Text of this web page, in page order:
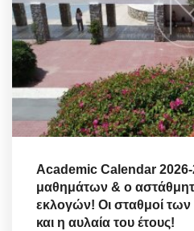
Academic Calendar
μαθημάτων & ο
εκλογών! Οι σταθμοί των
και η αυλαία του έτους!